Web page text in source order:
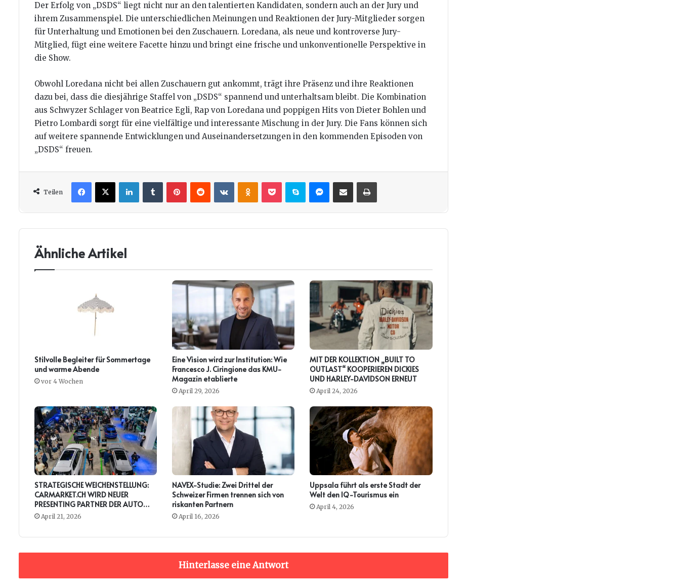
Der Erfolg von „DSDS“ liegt nicht nur an den talentierten Kandidaten, sondern auch an der Jury und
ihrem Zusammenspiel. Die unterschiedlichen Meinungen und Reaktionen der Jury-Mitglieder sorgen
für Unterhaltung und Emotionen bei den Zuschauern. Loredana, als neue und kontroverse Jury-
Mitglied, fügt eine weitere Facette hinzu und bringt eine frische und unkonventionelle Perspektive in
die Show.
Obwohl Loredana nicht bei allen Zuschauern gut ankommt, trägt ihre Präsenz und ihre Reaktionen
dazu bei, dass die diesjährige Staffel von „DSDS“ spannend und unterhaltsam bleibt. Die Kombination
aus Schwyzer Schlager von Beatrice Egli, Rap von Loredana und poppigen Hits von Dieter Bohlen und
Pietro Lombardi sorgt für eine vielfältige und interessante Mischung in der Jury. Die Fans können sich
auf weitere spannende Entwicklungen und Auseinandersetzungen in den kommenden Episoden von
„DSDS“ freuen.
Teilen
Facebook
X LinkedInTumblrPinterestRedditVKontakteOdnoklassniki
PocketSkype Messenger
Teile per E-Mail Drucken
Ähnliche Artikel
Stilvolle Begleiter für Sommertage
und warme Abende
vor 4 Wochen
Eine Vision wird zur Institution: Wie
Francesco J. Ciringione das KMU-
Magazin etablierte
April 29, 2026
MIT DER KOLLEKTION „BUILT TO
OUTLAST“ KOOPERIEREN DICKIES
UND HARLEY-DAVIDSON ERNEUT
April 24, 2026
STRATEGISCHE WEICHENSTELLUNG:
CARMARKET.CH WIRD NEUER
PRESENTING PARTNER DER AUTO
ZÜRICH
April 21, 2026
NAVEX-Studie: Zwei Drittel der
Schweizer Firmen trennen sich von
riskanten Partnern
April 16, 2026
Uppsala führt als erste Stadt der
Welt den IQ-Tourismus ein
April 4, 2026
Hinterlasse eine Antwort